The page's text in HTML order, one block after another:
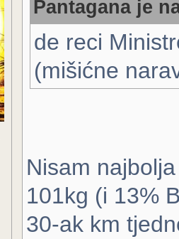
Pantagana je
de reci
(mišićne
Nisam
101kg (i 13%
30-ak km